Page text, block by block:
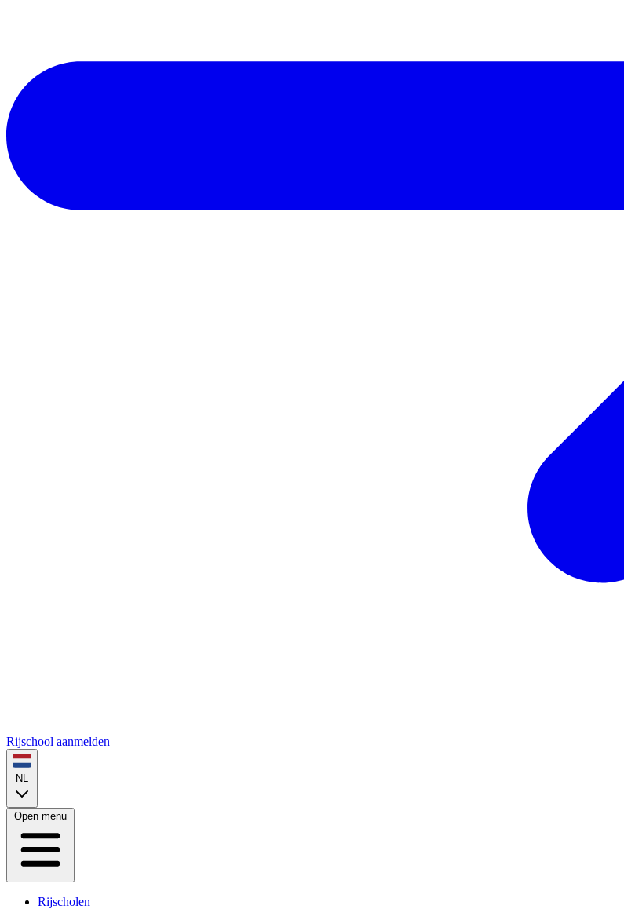
Rijschool aanmelden
NL
Open menu
Rijscholen